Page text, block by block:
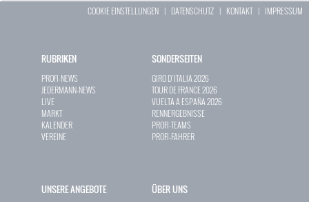
COOKIE EINSTELLUNGEN | DATENSCHUTZ | KONTAKT| IMPRESSUM
RUBRIKEN
PROFI-NEWS
JEDERMANN-NEWS
LIVE
MARKT
KALENDER
VEREINE
SONDERSEITEN
GIRO D`ITALIA 2026
TOUR DE FRANCE 2026
VUELTA A ESPAÑA 2026
RENNERGEBNISSE
PROFI-TEAMS
PROFI-FAHRER
UNSERE ANGEBOTE ÜBER UNS